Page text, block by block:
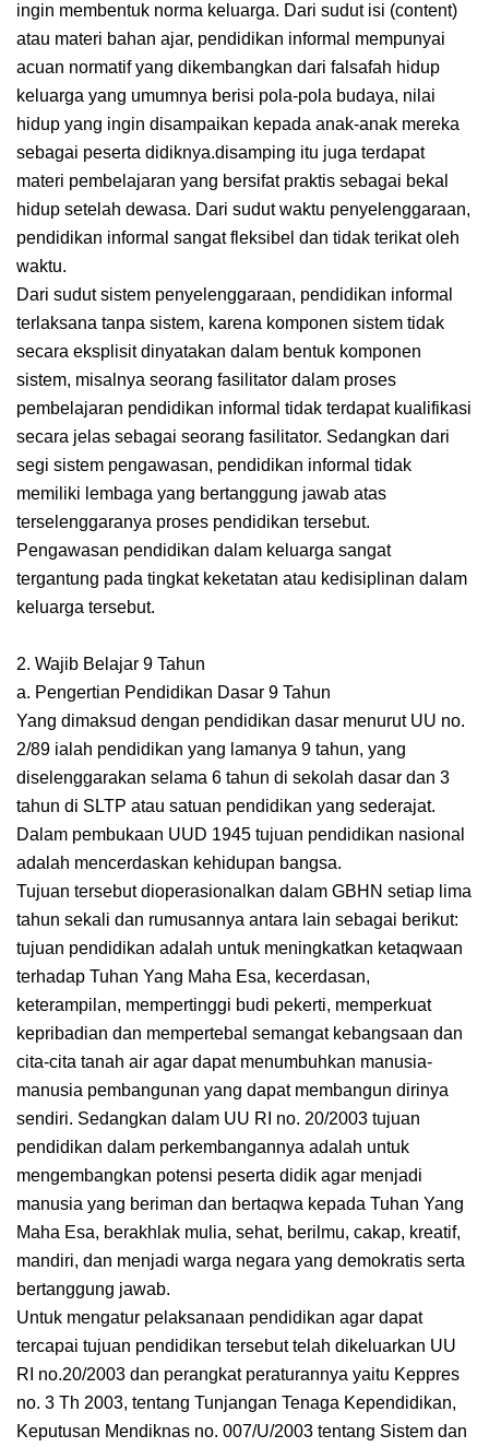
ingin membentuk norma keluarga. Dari sudut isi (content)
atau materi bahan ajar, pendidikan informal mempunyai
acuan normatif yang dikembangkan dari falsafah hidup
keluarga yang umumnya berisi pola-pola budaya, nilai
hidup yang ingin disampaikan kepada anak-anak mereka
sebagai peserta didiknya.disamping itu juga terdapat
materi pembelajaran yang bersifat praktis sebagai bekal
hidup setelah dewasa. Dari sudut waktu penyelenggaraan,
pendidikan informal sangat fleksibel dan tidak terikat oleh
waktu.
Dari sudut sistem penyelenggaraan, pendidikan informal
terlaksana tanpa sistem, karena komponen sistem tidak
secara eksplisit dinyatakan dalam bentuk komponen
sistem, misalnya seorang fasilitator dalam proses
pembelajaran pendidikan informal tidak terdapat kualifikasi
secara jelas sebagai seorang fasilitator. Sedangkan dari
segi sistem pengawasan, pendidikan informal tidak
memiliki lembaga yang bertanggung jawab atas
terselenggaranya proses pendidikan tersebut.
Pengawasan pendidikan dalam keluarga sangat
tergantung pada tingkat keketatan atau kedisiplinan dalam
keluarga tersebut.
2. Wajib Belajar 9 Tahun
a. Pengertian Pendidikan Dasar 9 Tahun
Yang dimaksud dengan pendidikan dasar menurut UU no.
2/89 ialah pendidikan yang lamanya 9 tahun, yang
diselenggarakan selama 6 tahun di sekolah dasar dan 3
tahun di SLTP atau satuan pendidikan yang sederajat.
Dalam pembukaan UUD 1945 tujuan pendidikan nasional
adalah mencerdaskan kehidupan bangsa.
Tujuan tersebut dioperasionalkan dalam GBHN setiap lima
tahun sekali dan rumusannya antara lain sebagai berikut:
tujuan pendidikan adalah untuk meningkatkan ketaqwaan
terhadap Tuhan Yang Maha Esa, kecerdasan,
keterampilan, mempertinggi budi pekerti, memperkuat
kepribadian dan mempertebal semangat kebangsaan dan
cita-cita tanah air agar dapat menumbuhkan manusia-
manusia pembangunan yang dapat membangun dirinya
sendiri. Sedangkan dalam UU RI no. 20/2003 tujuan
pendidikan dalam perkembangannya adalah untuk
mengembangkan potensi peserta didik agar menjadi
manusia yang beriman dan bertaqwa kepada Tuhan Yang
Maha Esa, berakhlak mulia, sehat, berilmu, cakap, kreatif,
mandiri, dan menjadi warga negara yang demokratis serta
bertanggung jawab.
Untuk mengatur pelaksanaan pendidikan agar dapat
tercapai tujuan pendidikan tersebut telah dikeluarkan UU
RI no.20/2003 dan perangkat peraturannya yaitu Keppres
no. 3 Th 2003, tentang Tunjangan Tenaga Kependidikan,
Keputusan Mendiknas no. 007/U/2003 tentang Sistem dan